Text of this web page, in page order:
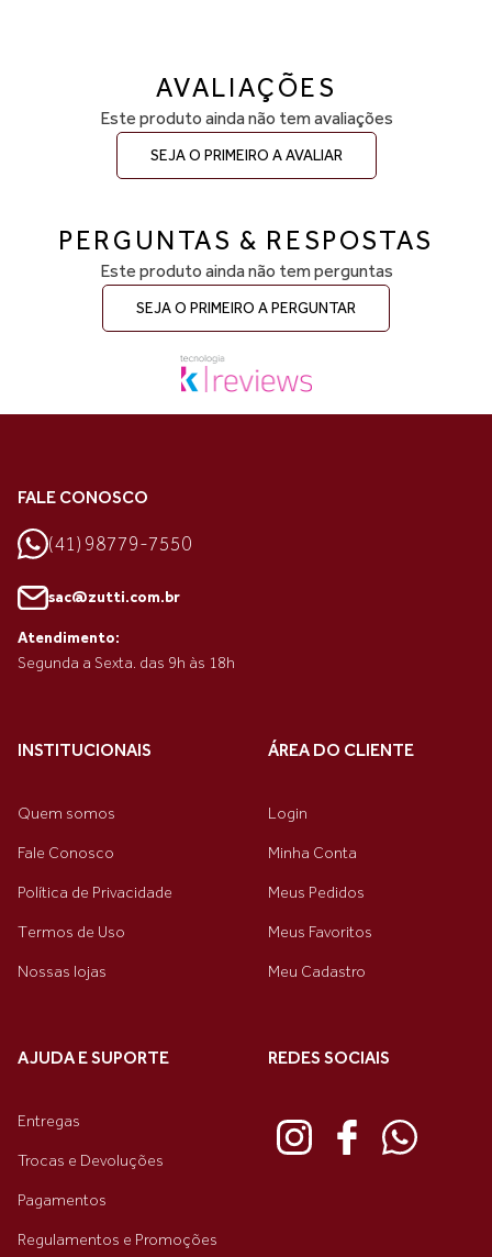
AVALIAÇÕES
Este produto ainda não tem avaliações
SEJA O PRIMEIRO A AVALIAR
PERGUNTAS & RESPOSTAS
Este produto ainda não tem perguntas
SEJA O PRIMEIRO A PERGUNTAR
FALE CONOSCO
(41) 98779-7550
sac@zutti.com.br
Atendimento:
Segunda a Sexta. das 9h às 18h
INSTITUCIONAIS
Quem somos
Fale Conosco
Política de Privacidade
Termos de Uso
Nossas lojas
ÁREA DO CLIENTE
Login
Minha Conta
Meus Pedidos
Meus Favoritos
Meu Cadastro
AJUDA E SUPORTE
Entregas
Trocas e Devoluções
Pagamentos
Regulamentos e Promoções
REDES SOCIAIS